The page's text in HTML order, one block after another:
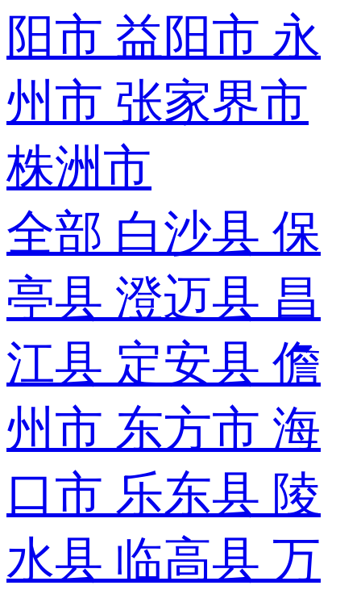
阳市 益阳市 永
州市 张家界市
株洲市
全部 白沙县 保
亭县 澄迈县 昌
江县 定安县 儋
州市 东方市 海
口市 乐东县 陵
水县 临高县 万